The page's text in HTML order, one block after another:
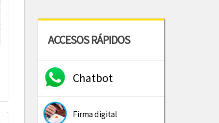
ACCESOS RÁPIDOS
Chatbot
Firma digital